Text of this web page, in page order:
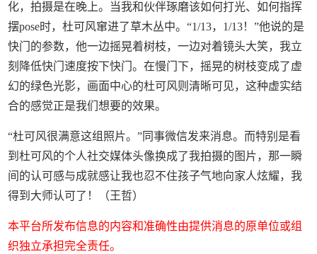
化，拍摄是在晚上。当我和伙伴琢磨该如何打光、如何指挥
摆pose时，杜可风窜进了草木丛中。“1/13，1/13！”他说的是
快门的参数，他一边摇晃着树枝，一边对着镜头大笑，我立
刻降低快门速度按下快门。在慢门下，摇晃的树枝变成了虚
幻的绿色光影，画面中心的杜可风则清晰可见，这种虚实结
合的感觉正是我们想要的效果。
“杜可风很满意这组照片。”同事微信发来消息。而特别是看
到杜可风的个人社交媒体头像换成了我拍摄的图片，那一瞬
间的认可感与成就感让我也忍不住孩子气地向家人炫耀，我
得到大师认可了！（王哲）
本平台所发布信息的内容和准确性由提供消息的原单位或组
织独立承担完全责任。